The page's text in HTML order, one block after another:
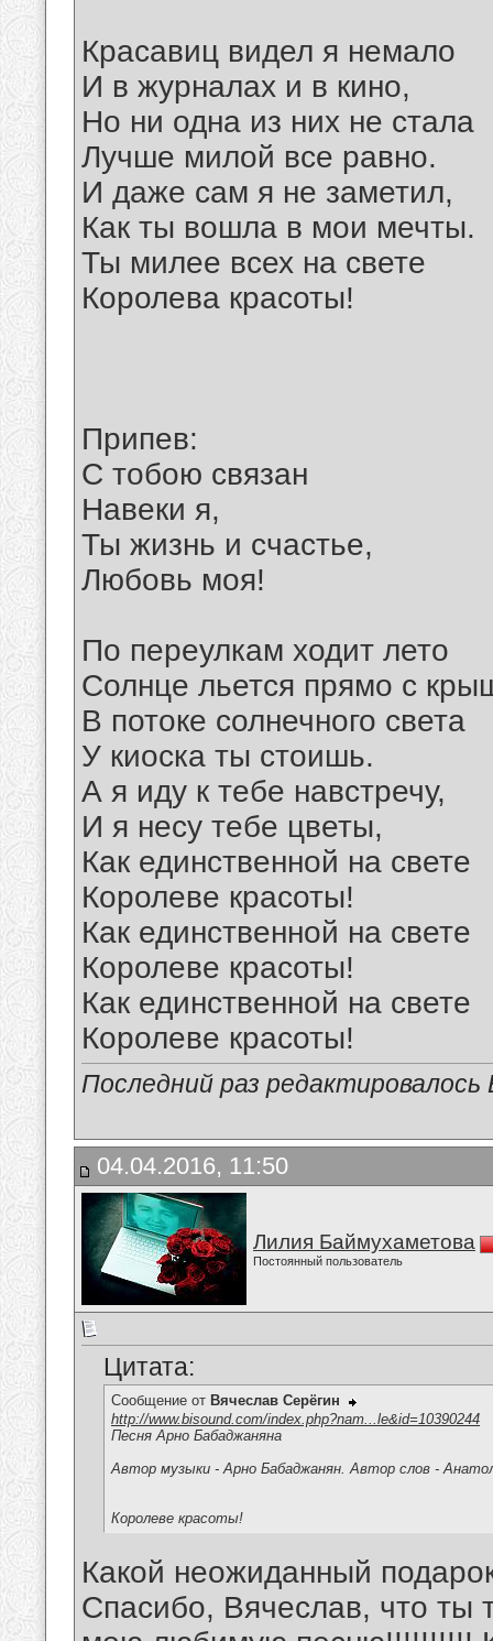
Красавиц видел я немало
И в журналах и в кино,
Но ни одна из них не стала
Лучше милой все равно.
И даже сам я не заметил,
Как ты вошла в мои мечты.
Ты милее всех на свете
Королева красоты!
Припев:
С тобою связан
Навеки я,
Ты жизнь и счастье,
Любовь моя!
По переулкам ходит лето
Солнце льется прямо с
В потоке солнечного света
У киоска ты стоишь.
А я иду к тебе навстречу,
И я несу тебе цветы,
Как единственной на свете
Королеве красоты!
Как единственной на свете
Королеве красоты!
Как единственной на свете
Королеве красоты!
Последний раз
04.04.2016, 11:50
Лилия Баймухаметова
Постоянный пользователь
Цитата:
Сообщение от Вячеслав Серёгин
http://www.bisound.com/index.php?nam...le&id=10390244
Песня Арно Бабаджаняна
Автор музыки - Арно Бабаджанян. Автор слов -
Королеве красоты!
Какой неожиданный
Спасибо, Вячеслав, что ты